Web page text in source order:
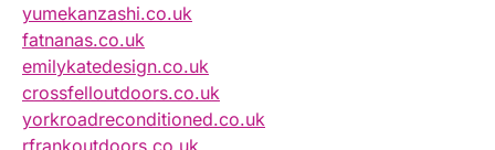
yumekanzashi.co.uk
fatnanas.co.uk
emilykatedesign.co.uk
crossfelloutdoors.co.uk
yorkroadreconditioned.co.uk
rfrankoutdoors.co.uk